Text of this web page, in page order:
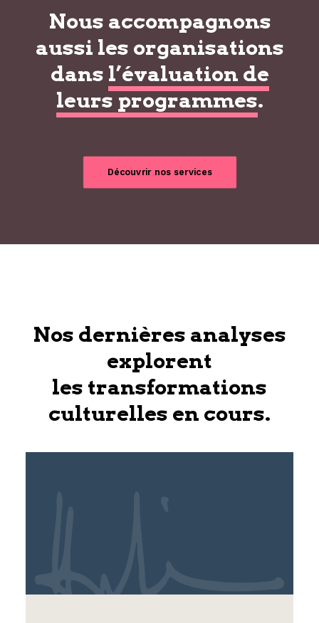
Nous accompagnons
aussi les organisations
dansl’évaluation de
leurs programmes.
Découvrir nos services
Nos dernières analyses
explorent
les transformations